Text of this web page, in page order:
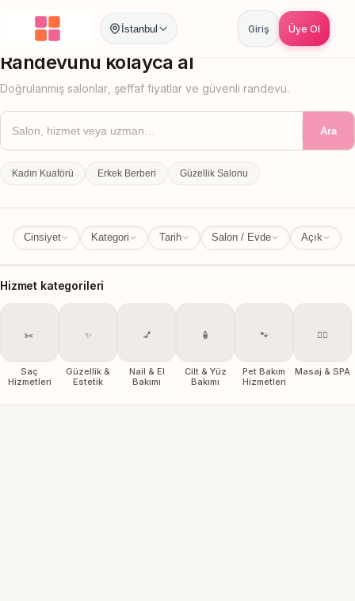
İstanbul Giriş Üye Ol
İstanbul
Randevunu kolayca al
Doğrulanmış salonlar, şeffaf fiyatlar ve güvenli randevu.
Ara
Kadın Kuaförü Erkek Berberi Güzellik Salonu
Cinsiyet Kategori Tarih Salon / Evde Açık
Hizmet kategorileri
✂️
Saç
Hizmetleri
✨
Güzellik &
Estetik
💅
Nail & El
Bakımı
🧴
Cilt & Yüz
Bakımı
🐾
Pet Bakım
Hizmetleri
💆‍♀️
Masaj & SPA